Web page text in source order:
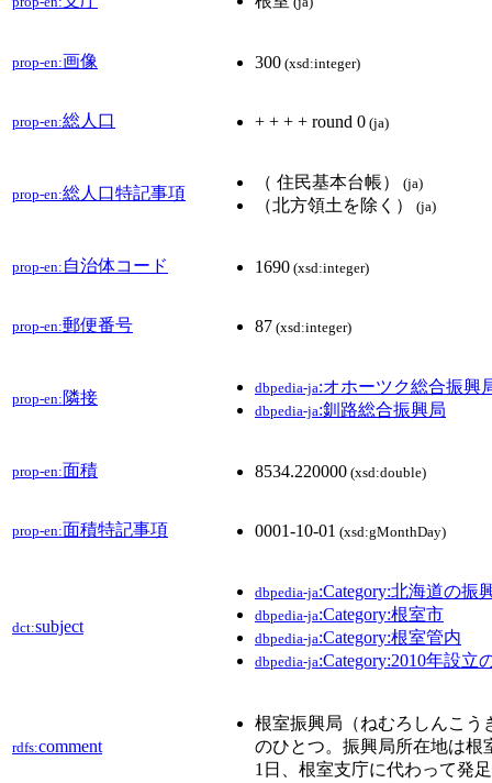
prop-en:画像 300 (xsd:integer)
prop-en:総人口 + + + + round 0 (ja)
prop-en:総人口特記事項
（ 住民基本台帳） (ja)
（北方領土を除く） (ja)
prop-en: 自治体コード 1690 (xsd:integer)
prop-en:郵便番号 87 (xsd:integer)
prop-en: 隣接
dbpedia-ja:オホーツク総合振興
dbpedia-ja:釧路総合振興局
prop-en:面積 8534.220000 (xsd:double)
prop-en:面積特記事項 0001-10-01 (xsd:gMonthDay)
dct:subject
dbpedia-ja:Category:北海道の振
dbpedia-ja:Category:根室市
dbpedia-ja:Category:根室管内
dbpedia-ja:Category:2010年設立
rdfs:comment
根室振興局（ねむろしんこう
のひとつ。振興局所在地は根
1日、根室支庁に代わって発